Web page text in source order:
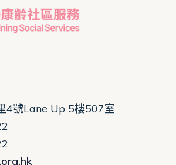
4號Lane Up 5樓507室